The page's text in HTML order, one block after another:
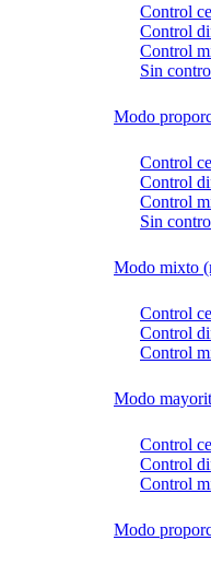
Control
Control
Control
Sin
Modo
Control
Control
Control
Sin
Modo mixto
Control
Control
Control
Modo
Control
Control
Control
Modo